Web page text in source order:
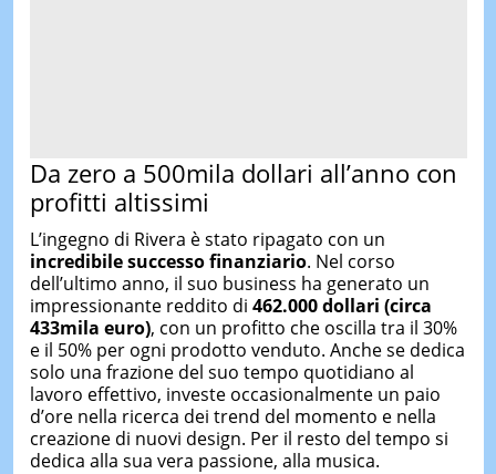
Da zero a 500mila dollari all’anno con
profitti altissimi
L’ingegno di Rivera è stato ripagato con un
incredibile successo finanziario. Nel corso
dell’ultimo anno, il suo business ha generato un
impressionante reddito di 462.000 dollari (circa
433mila euro), con un profitto che oscilla tra il 30%
e il 50% per ogni prodotto venduto. Anche se dedica
solo una frazione del suo tempo quotidiano al
lavoro effettivo, investe occasionalmente un paio
d’ore nella ricerca dei trend del momento e nella
creazione di nuovi design. Per il resto del tempo si
dedica alla sua vera passione, alla musica.